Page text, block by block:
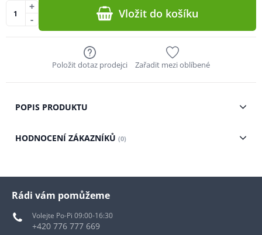
-
+ Vložit do košíku
Položit dotaz prodejci Zařadit mezi oblíbené
POPIS PRODUKTU
HODNOCENÍ ZÁKAZNÍKŮ (0)
Rádi vám pomůžeme
Volejte Po-Pi 09:00-16:30
+420 776 777 669